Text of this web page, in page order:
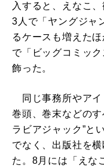
入すると、えなこ
3人で「ヤングジャ
るケースも増えた
で「ビッグコミッ
飾った。
同じ事務所やアイ
巻頭、巻末などの
ラビアジャック”と
でなく、出版社を
た。8月には「えな